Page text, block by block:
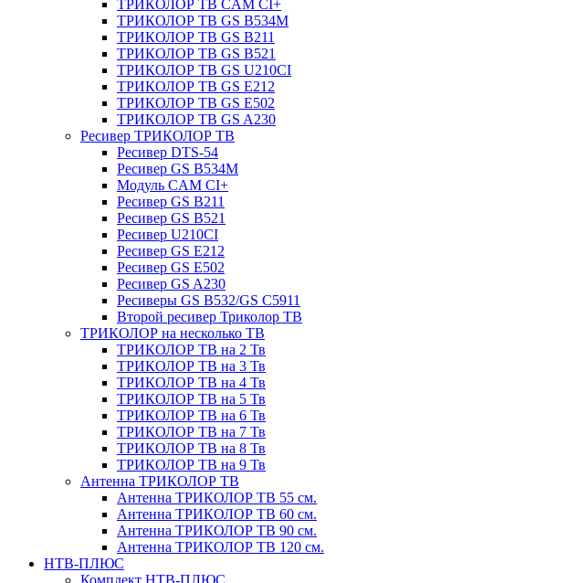
ТРИКОЛОР ТВ CAM CI+
ТРИКОЛОР ТВ GS B534M
ТРИКОЛОР ТВ GS B211
ТРИКОЛОР ТВ GS B521
ТРИКОЛОР ТВ GS U210CI
ТРИКОЛОР ТВ GS E212
ТРИКОЛОР ТВ GS E502
ТРИКОЛОР ТВ GS A230
Ресивер ТРИКОЛОР ТВ
Ресивер DTS-54
Ресивер GS B534M
Модуль CAM CI+
Ресивер GS B211
Ресивер GS B521
Ресивер U210CI
Ресивер GS E212
Ресивер GS E502
Ресивер GS A230
Ресиверы GS B532/GS C5911
Второй ресивер Триколор ТВ
ТРИКОЛОР на несколько ТВ
ТРИКОЛОР ТВ на 2 Тв
ТРИКОЛОР ТВ на 3 Тв
ТРИКОЛОР ТВ на 4 Тв
ТРИКОЛОР ТВ на 5 Тв
ТРИКОЛОР ТВ на 6 Тв
ТРИКОЛОР ТВ на 7 Тв
ТРИКОЛОР ТВ на 8 Тв
ТРИКОЛОР ТВ на 9 Тв
Антенна ТРИКОЛОР ТВ
Антенна ТРИКОЛОР ТВ 55 см.
Антенна ТРИКОЛОР ТВ 60 см.
Антенна ТРИКОЛОР ТВ 90 см.
Антенна ТРИКОЛОР ТВ 120 см.
НТВ-ПЛЮС
Комплект НТВ-ПЛЮС